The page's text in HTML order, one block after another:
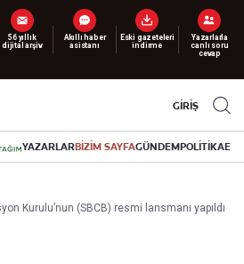
56 yıllık
dijital arşiv
Akıllı haber
asistanı
Eski gazeteleri
indirme
Yazarlarla
canlı soru
cevap
GİRİŞ
YAZARLARBİZİM SAYFAGÜNDEMPOLİTİKA
Kurulu’nun (SBCB) resmi lansmanı yapıldı